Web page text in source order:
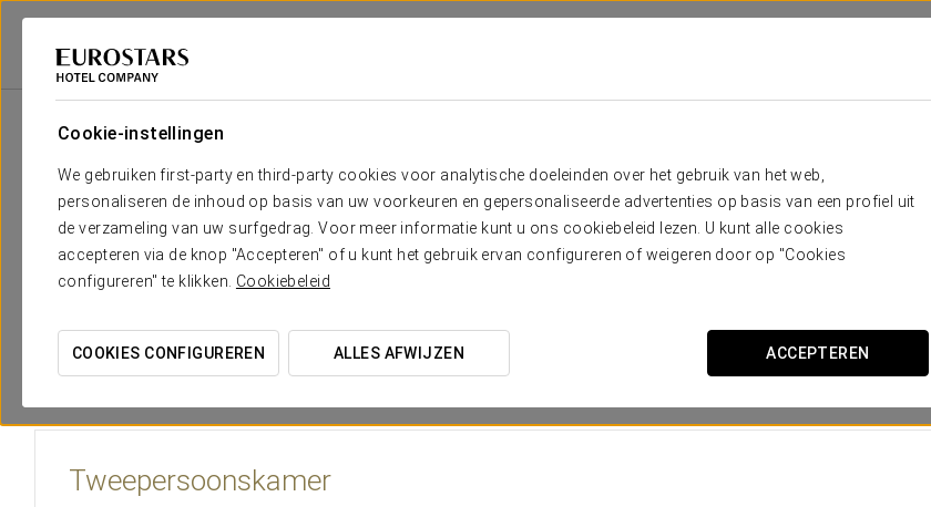
Cookie-instellingen
We gebruiken first-party en third-party cookies voor analytische doeleinden over het gebruik van het web,
personaliseren de inhoud op basis van uw voorkeuren en gepersonaliseerde advertenties op basis van een profiel uit
de verzameling van uw surfgedrag. Voor meer informatie kunt u ons cookiebeleid lezen. U kunt alle cookies
accepteren via de knop "Accepteren" of u kunt het gebruik ervan configureren of weigeren door op "Cookies
configureren" te klikken. Cookiebeleid
COOKIES CONFIGUREREN ALLES AFWIJZEN ACCEPTEREN
Eurostars Hotel Company
Het comfort en de rust die je nodig hebt
Eurostars Lisboa Parque heeft zijn ruime en lichte kamers met uitzicht avant-gardistisch ingericht. Ze werden
uitgerust met een ruim aanbod aan voorzieningen op maat van de behoeften van onze klanten. De inrichting van de
83 kamers combineert elegante lijnen met een stedelijke sfeer en staat garant voor rust en comfort.
airconditioning, 24/24 roomservice, een ligbad en een haardroger. Alle kamers zijn bovendien geschikt voor personen
met beperkte mobiliteit.
Tweepersoonskamer